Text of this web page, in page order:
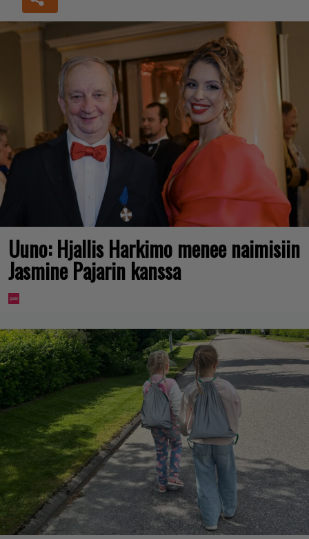
Uuno: Hjallis Harkimo menee naimisiin
Jasmine Pajarin kanssa